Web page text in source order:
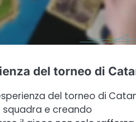
del torneo di
del torneo di
e creando